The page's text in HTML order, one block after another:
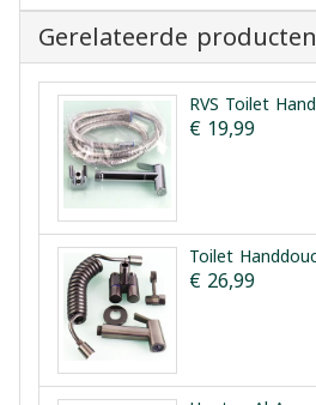
Gerelateerde producten
€ 19,99
€ 26,99